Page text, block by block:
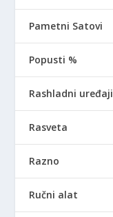
Pametni Satovi
Popusti %
Rashladni uređaji
Rasveta
Razno
Ručni alat